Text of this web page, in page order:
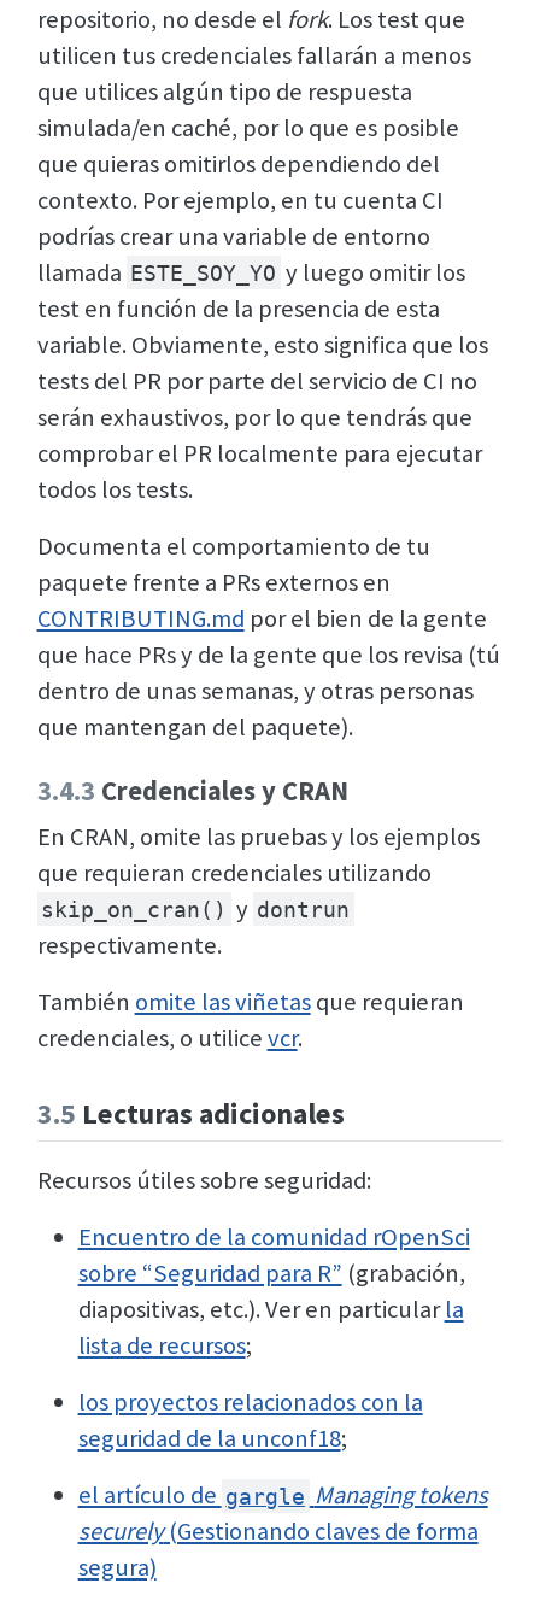
repositorio, no desde el fork. Los test que
utilicen tus credenciales fallarán a menos
que utilices algún tipo de respuesta
simulada/en caché, por lo que es posible
que quieras omitirlos dependiendo del
contexto. Por ejemplo, en tu cuenta CI
podrías crear una variable de entorno
llamada ESTE_SOY_YO y luego omitir los
test en función de la presencia de esta
variable. Obviamente, esto significa que los
tests del PR por parte del servicio de CI no
serán exhaustivos, por lo que tendrás que
comprobar el PR localmente para ejecutar
todos los tests.
Documenta el comportamiento de tu
paquete frente a PRs externos en
CONTRIBUTING.md por el bien de la gente
que hace PRs y de la gente que los revisa (tú
dentro de unas semanas, y otras personas
que mantengan del paquete).
3.4.3 Credenciales y CRAN
En CRAN, omite las pruebas y los ejemplos
que requieran credenciales utilizando
skip_on_cran() y dontrun
respectivamente.
También omite las viñetasque requieran
credenciales, o utilicevcr.
3.5 Lecturas adicionales
Recursos útiles sobre seguridad:
Encuentro de la comunidad rOpenSci
sobre “Seguridad para R” (grabación,
diapositivas, etc.). Ver en particularla
lista de recursos;
los proyectos relacionados con la
seguridad de la unconf18;
el artículo de gargle Managing tokens
securely(Gestionando claves de forma
segura)